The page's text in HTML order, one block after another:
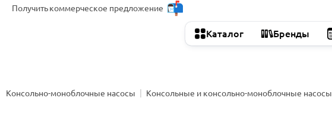
Получитькоммерческое предложение
Каталог Бренды
Консольно-моноблочные насосы Консольные и консольно-моноблочные насосы